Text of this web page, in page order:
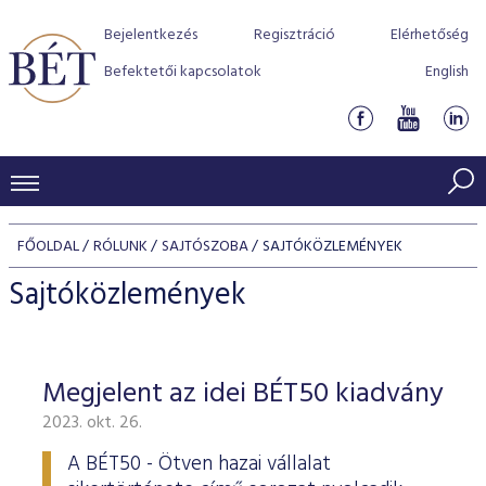
Bejelentkezés Regisztráció
Elérhetőség
Befektetői kapcsolatok
English
KERESKEDÉSI ADATOK
INDEXEK
Jelzáloglevél indexek
Vállalati kötvény indexek
Azonnali Piac
Részvények
Származékos piac
BEFEKTETŐK
Részvény szekció
Hitelpapír szekció
BÉT szabályzatok
Befektetővédelem
Alkalmazott díjstruktúra
Elszámolás
Részvény és vállalati kötvény tőzsdei bevezetését
program
BÉT Xtend - Részvénypiac egyszerűen
TŐZSDETAGOK
Tőzsdetagok, üzletkötők
VENDOROK
FŐOLDAL RÓLUNK SAJTÓSZOBA SAJTÓKÖZLEMÉNYEK
Sajtóközlemények
Megjelent az idei BÉT50 kiadvány
2023. okt. 26.
A BÉT50 - Ötven hazai vállalat